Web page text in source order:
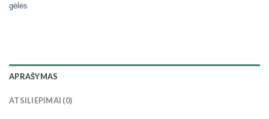
gėlės
APRAŠYMAS
ATSILIEPIMAI (0)